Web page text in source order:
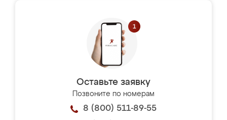
Оставьте заявку
Позвоните по номерам
8 (800) 511-89-55